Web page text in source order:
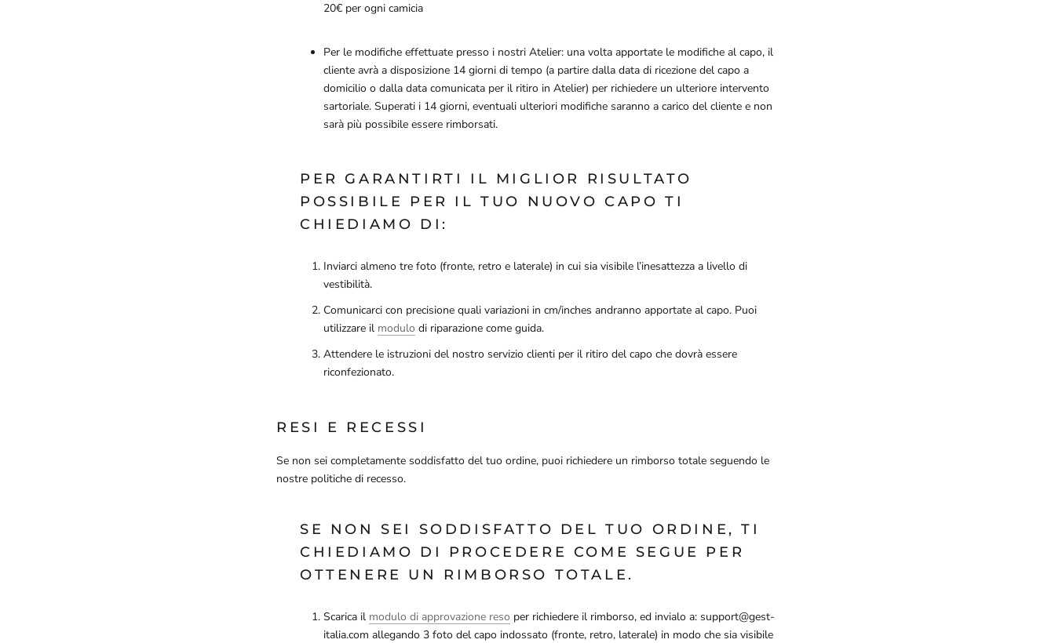
20€ per ogni camicia
Per le modifiche effettuate presso i nostri Atelier: una volta apportate le modifiche al capo, il
cliente avrà a disposizione 14 giorni di tempo (a partire dalla data di ricezione del capo a
domicilio o dalla data comunicata per il ritiro in Atelier) per richiedere un ulteriore intervento
sartoriale. Superati i 14 giorni, eventuali ulteriori modifiche saranno a carico del cliente e non
sarà più possibile essere rimborsati.
PER GARANTIRTI IL MIGLIOR RISULTATO
POSSIBILE PER IL TUO NUOVO CAPO TI
CHIEDIAMO DI:
Inviarci almeno tre foto (fronte, retro e laterale) in cui sia visibile l’inesattezza a livello di
vestibilità.
Comunicarci con precisione quali variazioni in cm/inches andranno apportate al capo. Puoi
utilizzare il modulo di riparazione come guida.
Attendere le istruzioni del nostro servizio clienti per il ritiro del capo che dovrà essere
riconfezionato.
RESI E RECESSI
Se non sei completamente soddisfatto del tuo ordine, puoi richiedere un rimborso totale seguendo le
nostre politiche di recesso.
SE NON SEI SODDISFATTO DEL TUO ORDINE, TI
CHIEDIAMO DI PROCEDERE COME SEGUE PER
OTTENERE UN RIMBORSO TOTALE.
Scarica il modulo di approvazione reso per richiedere il rimborso, ed invialo a: support@gest-
italia.com allegando 3 foto del capo indossato (fronte, retro, laterale) in modo che sia visibile